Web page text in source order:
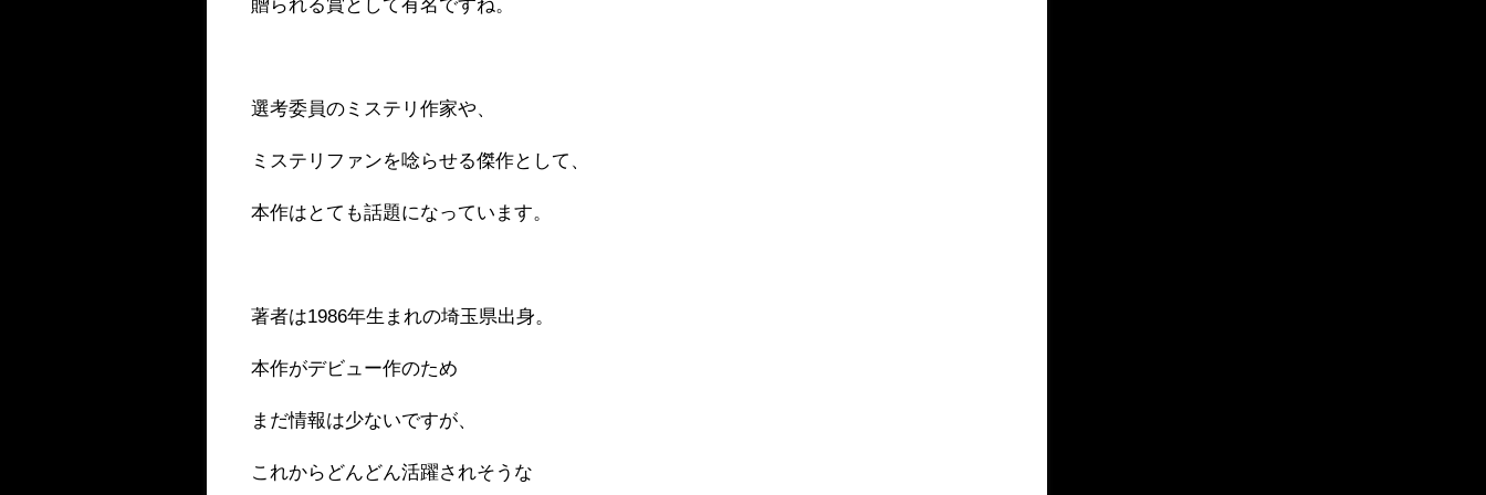
選考委員のミステリ作家や、
ミステリファンを唸らせる傑作として、
本作はとても話題になっています。
著者は1986年生まれの埼玉県出身。
本作がデビュー作のため
まだ情報は少ないですが、
これからどんどん活躍されそうな